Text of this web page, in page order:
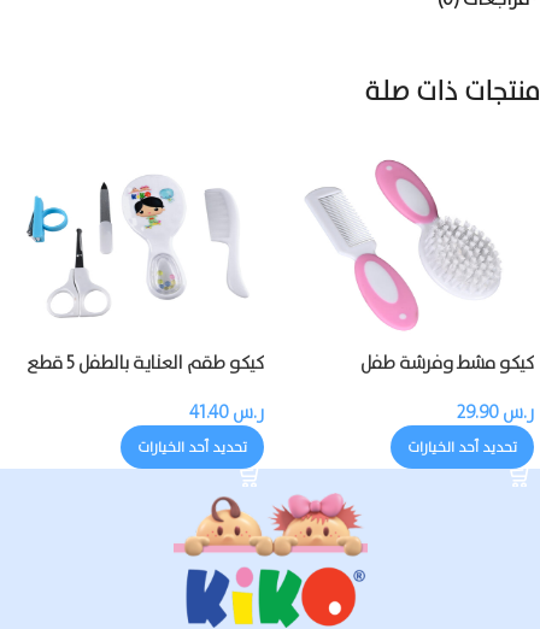
منتجات ذات صلة
كيكو مشط وفرشة طفل
ر.س
تحديد أحد الخيارات
كيكو طقم العناية بالطفل 5 قطع
ر.س
تحديد أحد الخيارات